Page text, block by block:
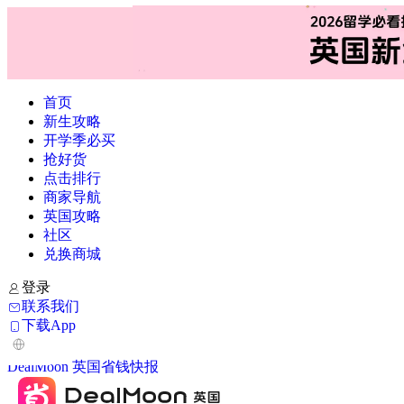
首页
新生攻略
开学季必买
抢好货
点击排行
商家导航
英国攻略
社区
兑换商城
登录
联系我们
下载App
DealMoon 英国省钱快报